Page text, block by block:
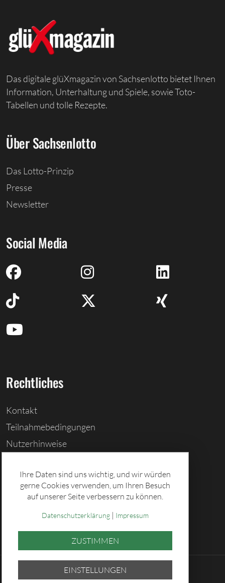
Das digitale glüXmagazin von Sachsenlotto bietet Ihnen
Information, Unterhaltung und Spiele, sowie Toto-
Tabellen und tolle Rezepte.
Über Sachsenlotto
Das Lotto-Prinzip
Presse
Newsletter
Social Media
Rechtliches
Kontakt
Teilnahmebedingungen
Nutzerhinweise
Cookies löschen
Datenschutz
© 2026 Sächsische Lotto-GmbH
Ihre Daten sind uns wichtig, und wir würden
gerne Cookies verwenden, um Ihren Besuch
auf unserer Seite verbessern zu können.
Datenschutzerklärung| Impressum
ZUSTIMMEN
EINSTELLUNGEN